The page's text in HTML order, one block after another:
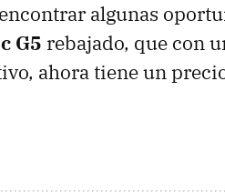
algunas
G5 rebajado, que con
ahora tiene un